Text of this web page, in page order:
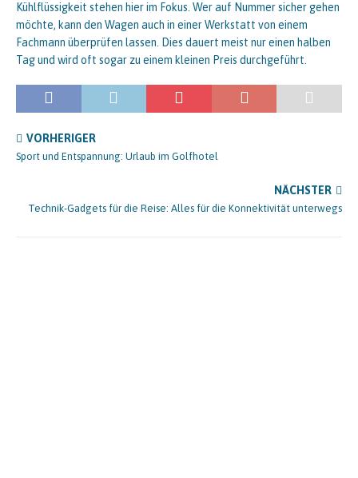
Kühlflüssigkeit stehen hier im Fokus. Wer auf Nummer sicher gehen
möchte, kann den Wagen auch in einer Werkstatt von einem
Fachmann überprüfen lassen. Dies dauert meist nur einen halben
Tag und wird oft sogar zu einem kleinen Preis durchgeführt.
VORHERIGER
Sport und Entspannung: Urlaub im Golfhotel
NÄCHSTER
Technik-Gadgets für die Reise: Alles für die Konnektivität unterwegs